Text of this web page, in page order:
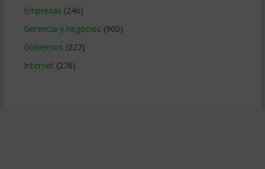
Empresas (246)
Gerencia y negocios (900)
Gobiernos (227)
Internet (276)